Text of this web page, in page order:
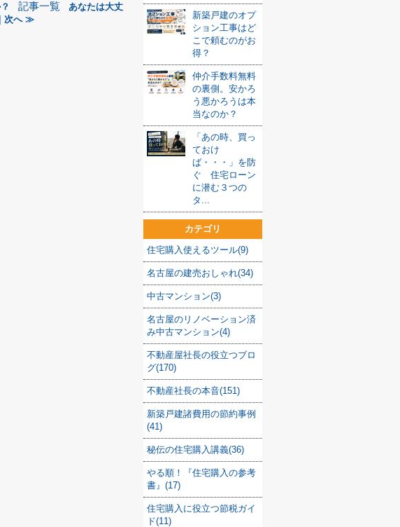
記事一覧
あなたは大丈
次へ ≫
新築戸建のオプ
ション工事はど
こで頼むのがお
得？
仲介手数料無料
の裏側。安かろ
う悪かろうは本
当なのか？
「あの時、買っ
ておけ
ば・・・」を防
ぐ 住宅ローン
に潜む３つの
タ...
カテゴリ
住宅購入使えるツール(9)
名古屋の建売おしゃれ(34)
中古マンション(3)
名古屋のリノベーション済
み中古マンション(4)
不動産屋社長の役立つブロ
グ(170)
不動産社長の本音(151)
新築戸建諸費用の節約事例
(41)
秘伝の住宅購入講義(36)
やる順！『住宅購入の参考
書』(17)
住宅購入に役立つ節税ガイ
ド(11)